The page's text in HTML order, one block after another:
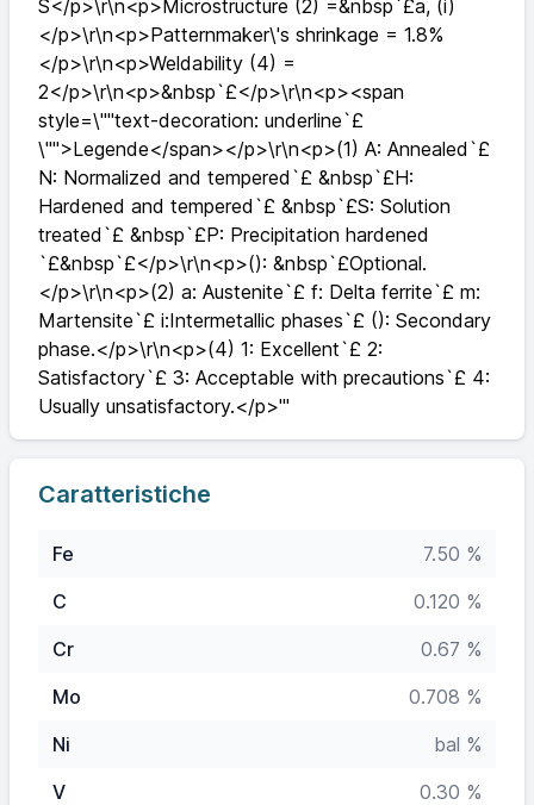
S</p>\r\n<p>Microstructure (2) =&nbsp`£a, (i)
</p>\r\n<p>Patternmaker\'s shrinkage = 1.8%
</p>\r\n<p>Weldability (4) =
2</p>\r\n<p>&nbsp`£</p>\r\n<p><span
style=\""text-decoration: underline`£
\"">Legende</span></p>\r\n<p>(1) A: Annealed`£
N: Normalized and tempered`£ &nbsp`£H:
Hardened and tempered`£ &nbsp`£S: Solution
treated`£ &nbsp`£P: Precipitation hardened
`£&nbsp`£</p>\r\n<p>(): &nbsp`£Optional.
</p>\r\n<p>(2) a: Austenite`£ f: Delta ferrite`£ m:
Martensite`£ i:Intermetallic phases`£ (): Secondary
phase.</p>\r\n<p>(4) 1: Excellent`£ 2:
Satisfactory`£ 3: Acceptable with precautions`£ 4:
Usually unsatisfactory.</p>'"
Caratteristiche
Fe
7.50 %
C
0.120 %
Cr
0.67 %
Mo
0.708 %
Ni
bal %
V
0.30 %